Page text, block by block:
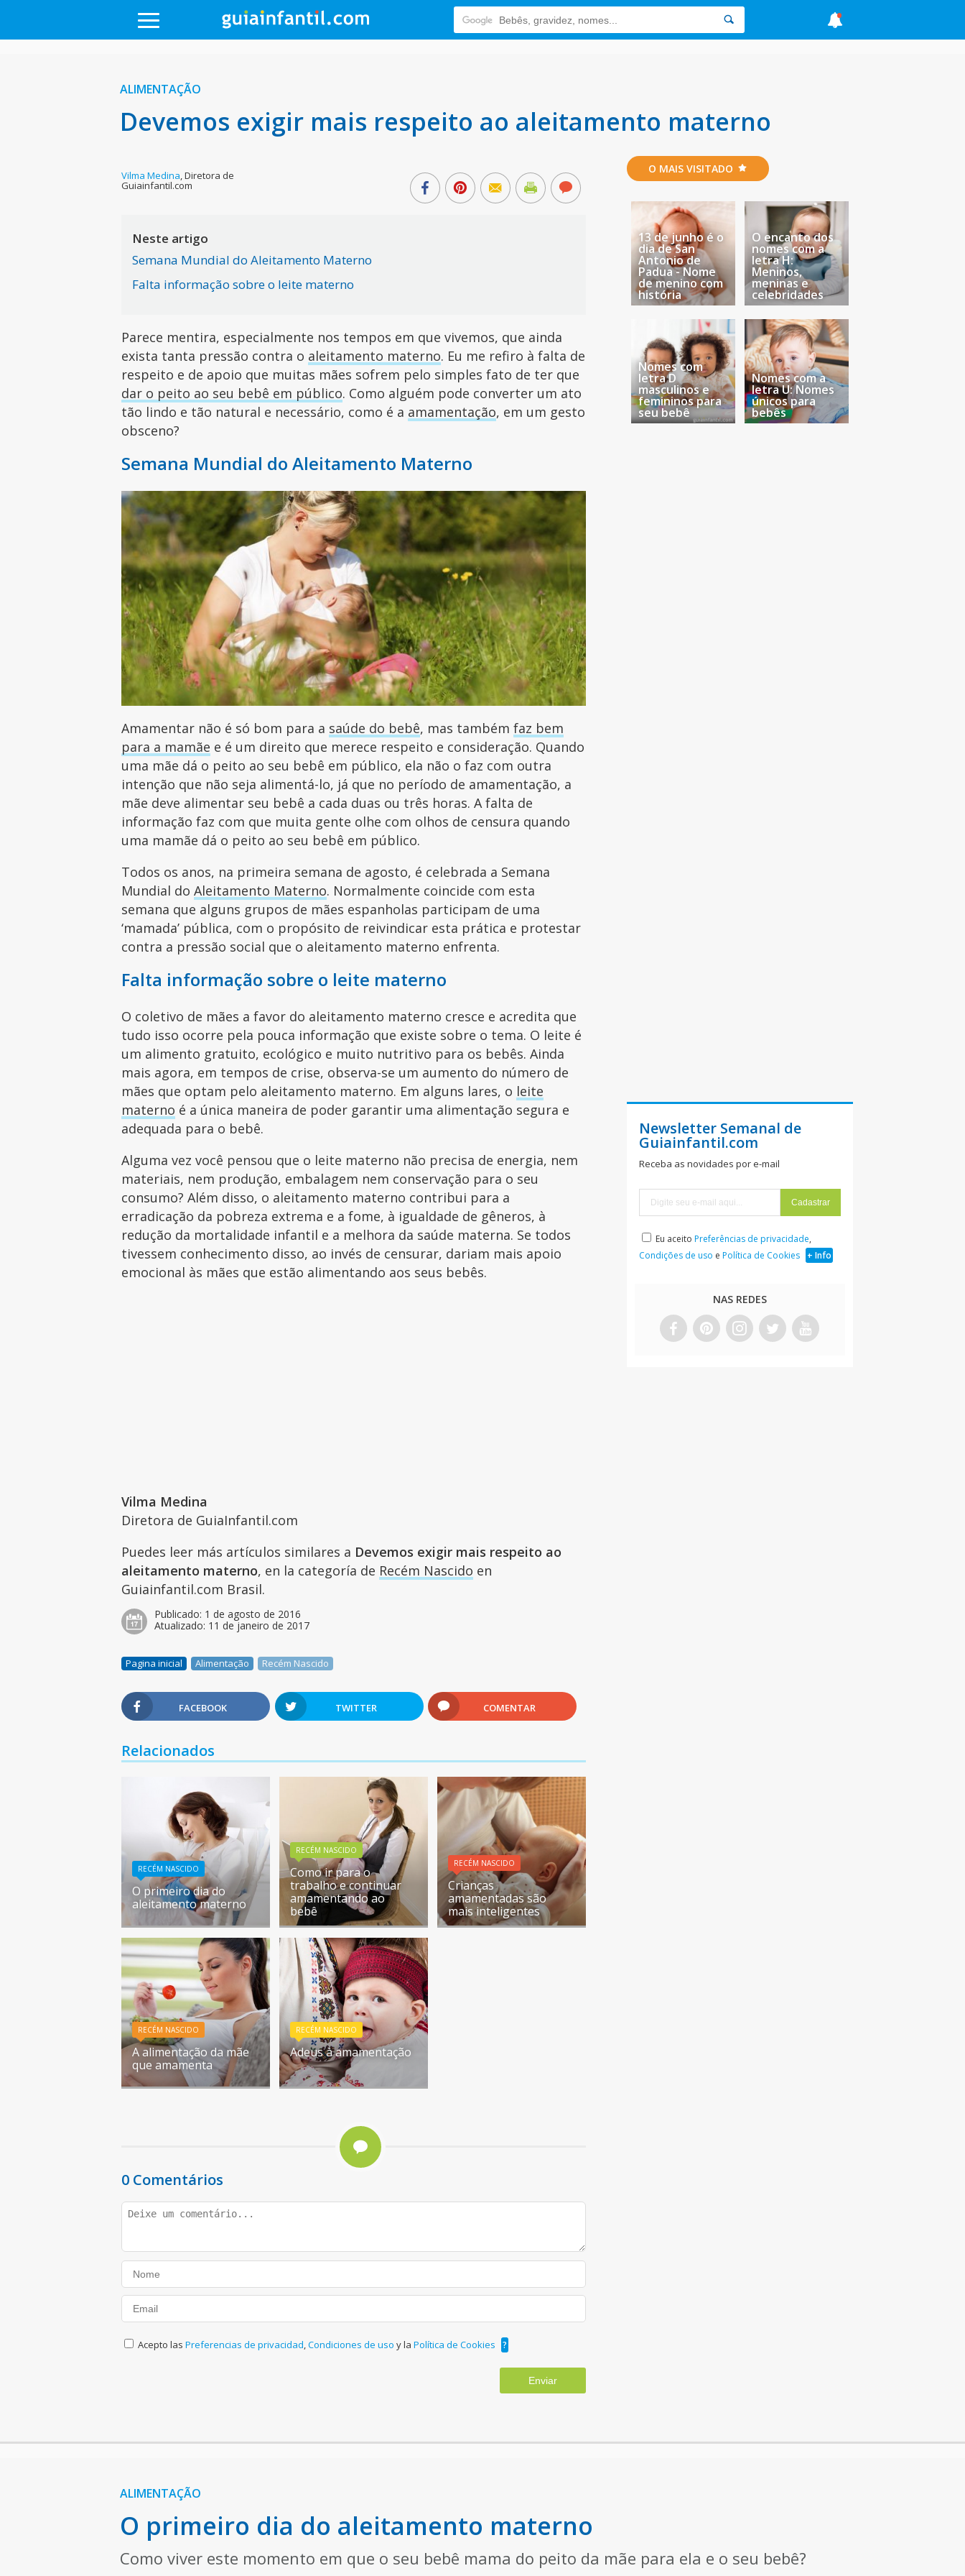
ALIMENTAÇÃO
Devemos exigir mais respeito ao aleitamento materno
Vilma Medina,Diretora de
Guiainfantil.com
Neste artigo
Semana Mundial do Aleitamento Materno
Falta informação sobre o leite materno
Parece mentira, especialmente nos tempos em que vivemos, que ainda
exista tanta pressão contra o aleitamento materno. Eu me refiro à falta de
respeito e de apoio que muitas mães sofrem pelo simples fato de ter que
dar o peito ao seu bebê em público. Como alguém pode converter um ato
tão lindo e tão natural e necessário, como é a amamentação, em um gesto
obsceno?
Semana Mundial do Aleitamento Materno
Amamentar não é só bom para a saúde do bebê, mas tambémfaz bem
para a mamãe e é um direito que merece respeito e consideração. Quando
uma mãe dá o peito ao seu bebê em público, ela não o faz com outra
intenção que não seja alimentá-lo, já que no período de amamentação, a
mãe deve alimentar seu bebê a cada duas ou três horas. A falta de
informação faz com que muita gente olhe com olhos de censura quando
uma mamãe dá o peito ao seu bebê em público.
Todos os anos, na primeira semana de agosto, é celebrada a Semana
Mundial doAleitamento Materno. Normalmente coincide com esta
semana que alguns grupos de mães espanholas participam de uma
‘mamada’ pública, com o propósito de reivindicar esta prática e protestar
contra a pressão social que o aleitamento materno enfrenta.
Falta informação sobre o leite materno
O coletivo de mães a favor do aleitamento materno cresce e acredita que
tudo isso ocorre pela pouca informação que existe sobre o tema. O leite é
um alimento gratuito, ecológico e muito nutritivo para os bebês. Ainda
mais agora, em tempos de crise, observa-se um aumento do número de
mães que optam pelo aleitamento materno. Em alguns lares, o leite
materno é a única maneira de poder garantir uma alimentação segura e
adequada para o bebê.
Alguma vez você pensou que o leite materno não precisa de energia, nem
materiais, nem produção, embalagem nem conservação para o seu
consumo? Além disso, o aleitamento materno contribui para a
erradicação da pobreza extrema e a fome, à igualdade de gêneros, à
redução da mortalidade infantil e a melhora da saúde materna. Se todos
tivessem conhecimento disso, ao invés de censurar, dariam mais apoio
emocional às mães que estão alimentando aos seus bebês.
Vilma Medina
Diretora de GuiaInfantil.com
Puedes leer más artículos similares a Devemos exigir mais respeito ao
aleitamento materno, en la categoría de Recém Nascido en
Guiainfantil.com Brasil.
Publicado: 1 de agosto de 2016
Atualizado: 11 de janeiro de 2017
Pagina inicial Alimentação Recém Nascido
FACEBOOK TWITTER COMENTAR
Relacionados
RECÉM NASCIDO
O primeiro dia do
aleitamento materno
RECÉM NASCIDO
Como ir para o
trabalho e continuar
amamentando ao
bebê
RECÉM NASCIDO
Crianças
amamentadas são
mais inteligentes
RECÉM NASCIDO
A alimentação da mãe
que amamenta
RECÉM NASCIDO
Adeus à amamentação
0 Comentários
Acepto lasPreferencias de privacidad ,Condiciones de usoy laPolítica de Cookies ?
Enviar
O MAIS VISITADO
13 de junho é o
dia de San
Antonio de
Padua - Nome
de menino com
história
O encanto dos
nomes com a
letra H:
Meninos,
meninas e
celebridades
Nomes com
letra D
masculinos e
femininos para
seu bebê
Nomes com a
letra U: Nomes
únicos para
bebês
Newsletter Semanal de
Guiainfantil.com
Receba as novidades por e-mail
Eu aceito Preferências de privacidade,
Condições de uso e Política de Cookies + Info
NAS REDES
ALIMENTAÇÃO
O primeiro dia do aleitamento materno
Como viver este momento em que o seu bebê mama do peito da mãe para ela e o seu bebê?